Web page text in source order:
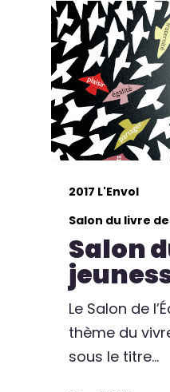
2017 L'Envol
Salon du livre
Salon
Le Salon de
thème du
sous le titre…